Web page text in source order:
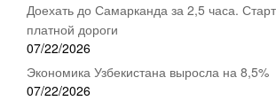
Доехать до Самарканда за 2,5 часа.
платной дороги
07/22/2026
Экономика Узбекистана выросла на 8,5%
07/22/2026